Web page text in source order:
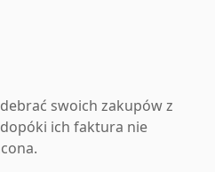
swoich zakupów z
ich faktura nie